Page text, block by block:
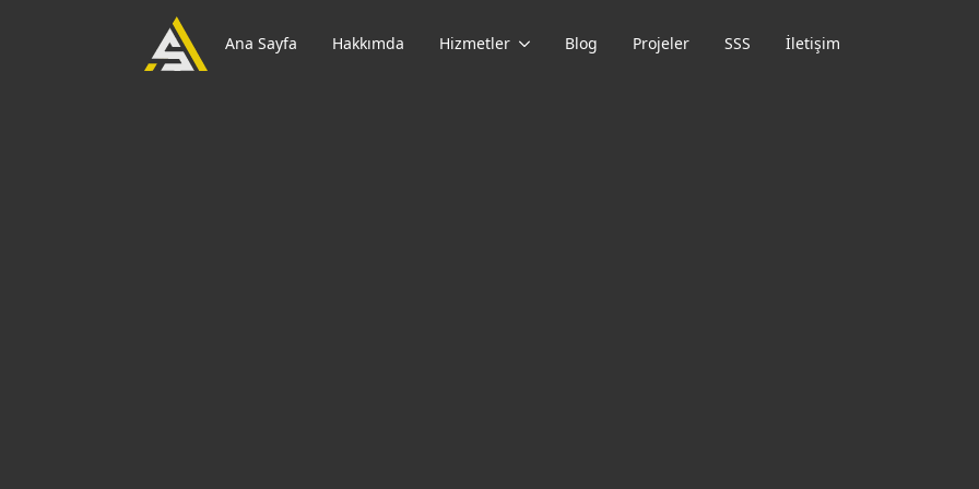
Ana Sayfa Hakkımda Hizmetler Blog Projeler SSS İletişim